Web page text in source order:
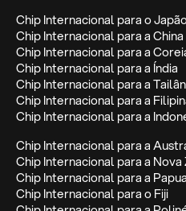
Chip Internacional para o
Chip Internacional para a China
Chip Internacional para a
Chip Internacional para a Índia
Chip Internacional para a
Chip Internacional para a
Chip Internacional para a
Chip Internacional para a
Chip Internacional para a Nova
Chip Internacional para a
Chip Internacional para o Fiji